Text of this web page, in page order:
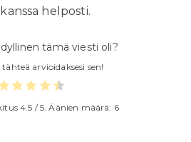
helposti.
tämä viesti oli?
arvioidaksesi sen!
4.5 / 5. Äänien määrä: 6